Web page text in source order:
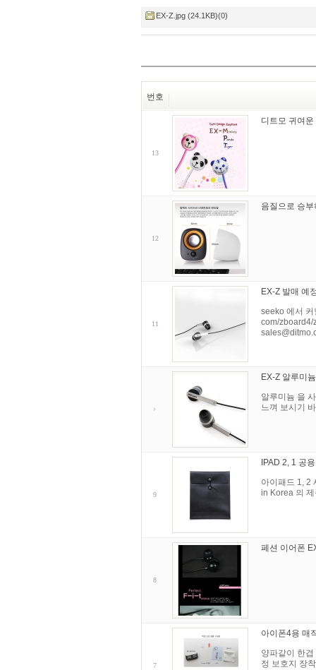
EX-Z.jpg (24.1KB)(0)
번호
13
디트모 귀여
12
음질으로 승
11
EX-Z 발매 예
seeko 에서 커
com/zboard4/
EX-Z 알루미
알루미늄 을
느껴 보시기
9
IPAD 2, 1 공
아이패드 1, 2
in Korea 의
8
페션 이어폰
7
아이폰4용 매
양파같이 한
정 보호지 장